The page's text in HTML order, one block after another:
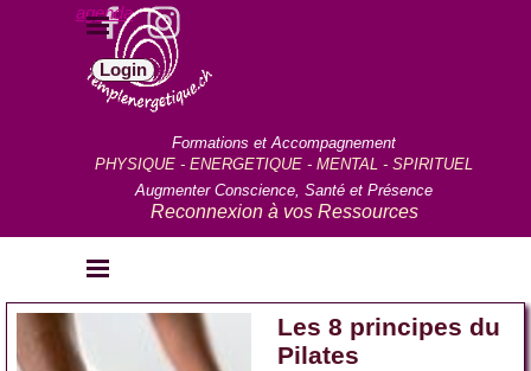
Aller au contenu
agenda
Sauter le menu
Login
Formations et Accompagnement
PHYSIQUE - ENERGETIQUE - MENTAL - SPIRITUEL
Augmenter Conscience, Santé et Présence
Reconnexion à vos Ressources
Sauter le menu
Les 8 principes du
Pilates